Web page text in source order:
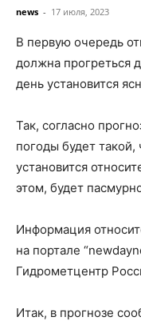
news - 17 июля, 2023
В первую очередь
должна прогреться
день установится
Так, согласно
погоды будет
установится
этом, будет
Информация
на портале
Гидрометцентр
Итак, в прогнозе